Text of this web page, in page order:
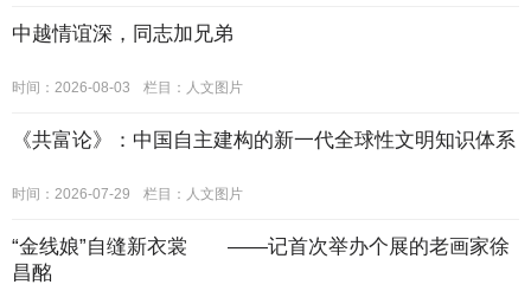
中越情谊深，同志加兄弟
时间：2026-08-03 栏目： 人文图片
《共富论》：中国自主建构的新一代全球性文明知识体系
时间：2026-07-29 栏目： 人文图片
“金线娘”自缝新衣裳 ——记首次举办个展的老画家徐
昌酩